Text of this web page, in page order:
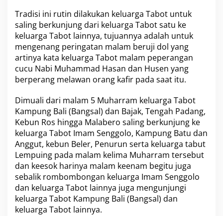
r
k
u
n
j
u
n
Tradisi ini rutin dilakukan keluarga Tabot untuk
saling berkunjung dari keluarga Tabot satu ke
keluarga Tabot lainnya, tujuannya adalah untuk
mengenang peringatan malam beruji dol yang
artinya kata keluarga Tabot malam peperangan
cucu Nabi Muhammad Hasan dan Husen yang
berperang melawan orang kafir pada saat itu.
Dimuali dari malam 5 Muharram keluarga Tabot
Kampung Bali (Bangsal) dan Bajak, Tengah Padang,
Kebun Ros hingga Malabero saling berkunjung ke
keluarga Tabot Imam Senggolo, Kampung Batu dan
Anggut, kebun Beler, Penurun serta keluarga tabut
Lempuing pada malam kelima Muharram tersebut
dan keesok harinya malam keenam begitu juga
sebalik rombombongan keluarga Imam Senggolo
dan keluarga Tabot lainnya juga mengunjungi
keluarga Tabot Kampung Bali (Bangsal) dan
keluarga Tabot lainnya.